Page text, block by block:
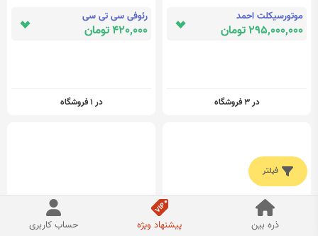
موتورسیکلت احمد
295,000,000 تومان
در 3 فروشگاه
رئوفی سی تی سی
420,000 تومان
در 1 فروشگاه
فیلتر
ذره بین پیشنهاد ویژه حساب کاربری